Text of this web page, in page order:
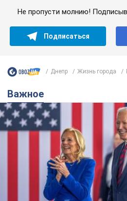
Супруга тяжелобольного
назвала первый симптом,
сигнализировал о его
Сначала врачи не обратили на это
6.08.2026 12:46 18,1 т.